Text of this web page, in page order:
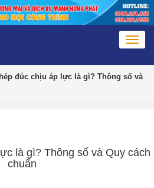
đúc chịu áp lực là gì? Thông số và
là gì? Thông số và Quy cách
chuẩn